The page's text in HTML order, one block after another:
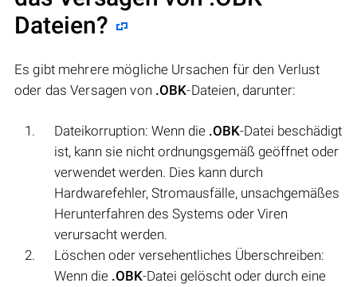
Dateien?
Es gibt mehrere mögliche Ursachen für den Verlust
oder das Versagen von .OBK-Dateien, darunter:
Dateikorruption: Wenn die .OBK-Datei beschädigt
ist, kann sie nicht ordnungsgemäß geöffnet oder
verwendet werden. Dies kann durch
Hardwarefehler, Stromausfälle, unsachgemäßes
Herunterfahren des Systems oder Viren
verursacht werden.
Löschen oder versehentliches Überschreiben:
Wenn die .OBK-Datei gelöscht oder durch eine